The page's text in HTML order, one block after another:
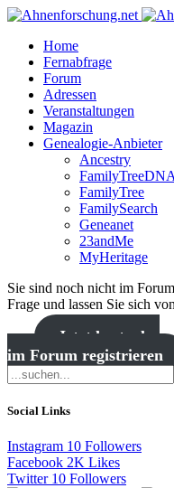
Home
Fernabfrage
Forum
Adressen
Veranstaltungen
Magazin
Genealogie-Anbieter
Ancestry
FamilyTreeDNA
FamilyTree
FamilySearch
Geneanet
23andMe
MyHeritage
Sie sind noch nicht im
Frage und lassen Sie sich
Jetzt kostenlos
im Forum registrieren
Social Links
Instagram 10 Followers
Facebook 2K Likes
Twitter 10 Followers